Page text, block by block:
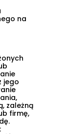
na
jego
zależną
firmę,